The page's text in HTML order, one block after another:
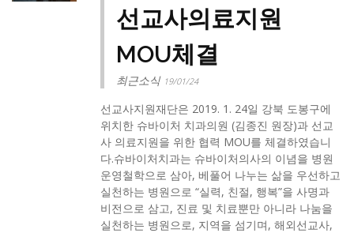
선교사의료지원
MOU체결
최근소식 19/01/24
선교사지원재단은 2019. 1. 24일 강북 도봉구에
위치한 슈바이처 치과의원 (김종진 원장)과 선교
사 의료지원을 위한 협력 MOU를 체결하였습니
다.​슈바이처치과는 슈바이처의사의 이념을 병원
운영철학으로 삼아, 베풀어 나누는 삶을 우선하고
실천하는 병원으로 “실력, 친절, 행복”을 사명과
비전으로 삼고, 진료 및 치료뿐만 아니라 나눔을
실천하는 병원으로, 지역을 섬기며, 해외선교사,